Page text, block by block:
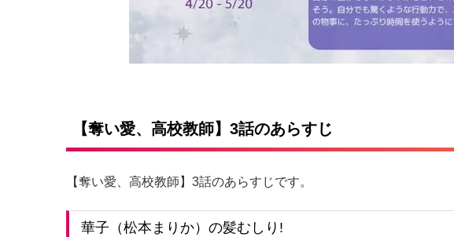
【奪い愛、高校教師】3話のあらすじ
【奪い愛、高校教師】3話のあらすじです。
華子（松本まりか）の髪むしり!